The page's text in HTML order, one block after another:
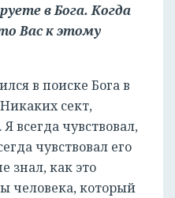
в Бога. Когда
Вас к этому
в поиске Бога в
сект,
всегда чувствовал,
чувствовал его
знал, как это
человека, который